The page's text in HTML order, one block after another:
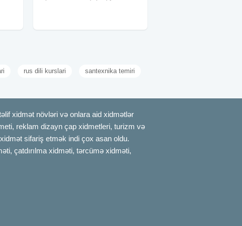
rus dili kurslari santexnika temiri
xidmət növləri və onlara aid xidmətlər
reklam dizayn çap xidmetleri, turizm və
sifariş etmək indi çox asan oldu.
çatdırılma xidməti, tərcümə xidməti,